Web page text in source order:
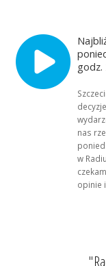
godz.
nas
w
opinie